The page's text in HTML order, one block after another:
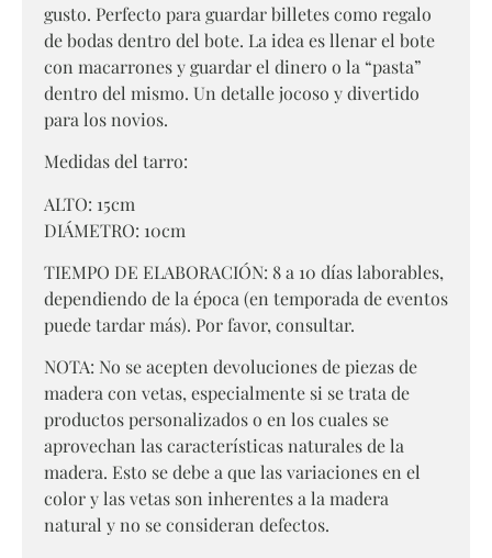
gusto. Perfecto para guardar billetes como regalo
de bodas dentro del bote. La idea es llenar el bote
con macarrones y guardar el dinero o la “pasta”
dentro del mismo. Un detalle jocoso y divertido
para los novios.
Medidas del tarro:
ALTO: 15cm
DIÁMETRO: 10cm
TIEMPO DE ELABORACIÓN: 8 a 10 días laborables,
dependiendo de la época (en temporada de eventos
puede tardar más). Por favor, consultar.
NOTA: No se acepten devoluciones de piezas de
madera con vetas, especialmente si se trata de
productos personalizados o en los cuales se
aprovechan las características naturales de la
madera. Esto se debe a que las variaciones en el
color y las vetas son inherentes a la madera
natural y no se consideran defectos.